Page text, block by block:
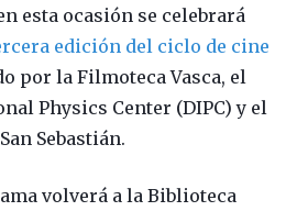
esta ocasión se celebrará
edición del ciclo de cine
por la Filmoteca Vasca, el
Physics Center (DIPC) y el
Sebastián.
volverá a la Biblioteca